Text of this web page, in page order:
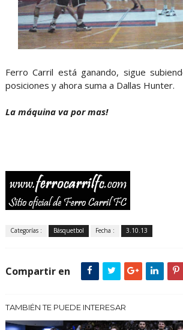
Ferro Carril está ganando, sigue
posiciones y ahora suma a Dallas Hunter.
La máquina va por mas!
Categorías : Básquetbol Fecha : 3.10.13
Compartir en
TAMBIÉN TE PUEDE INTERESAR